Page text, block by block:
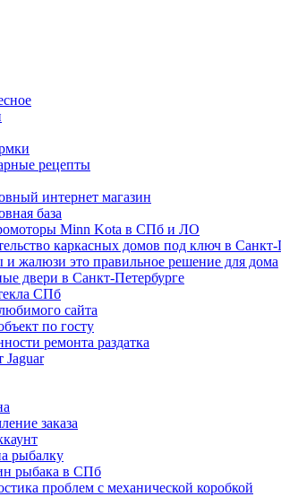
рецепты
интернет магазин
база
Minn Kota в СПб и ЛО
каркасных домов под ключ в Санкт-
и жалюзи это правильное решение для дома
двери в Санкт-Петербурге
СПб
сайта
по госту
ремонта раздатка
Jaguar
заказа
рыбалку
рыбака в СПб
проблем с механической коробкой